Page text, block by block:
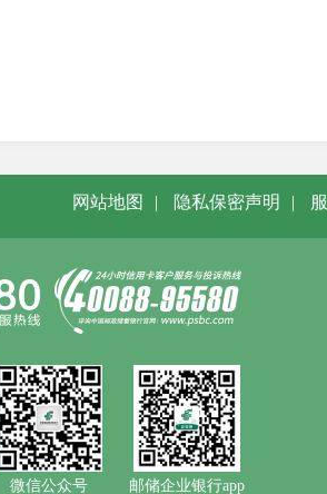
网站地图 | 隐私保密声明 |
微信公众号 邮储企业银行app